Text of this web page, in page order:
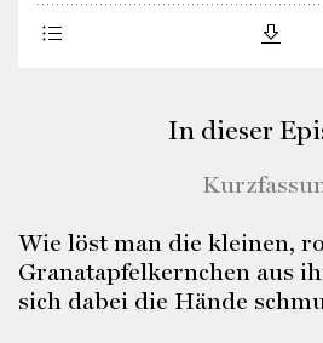
In dieser
Wie löst man die kleinen,
Granatapfelkernchen aus
sich dabei die Hände